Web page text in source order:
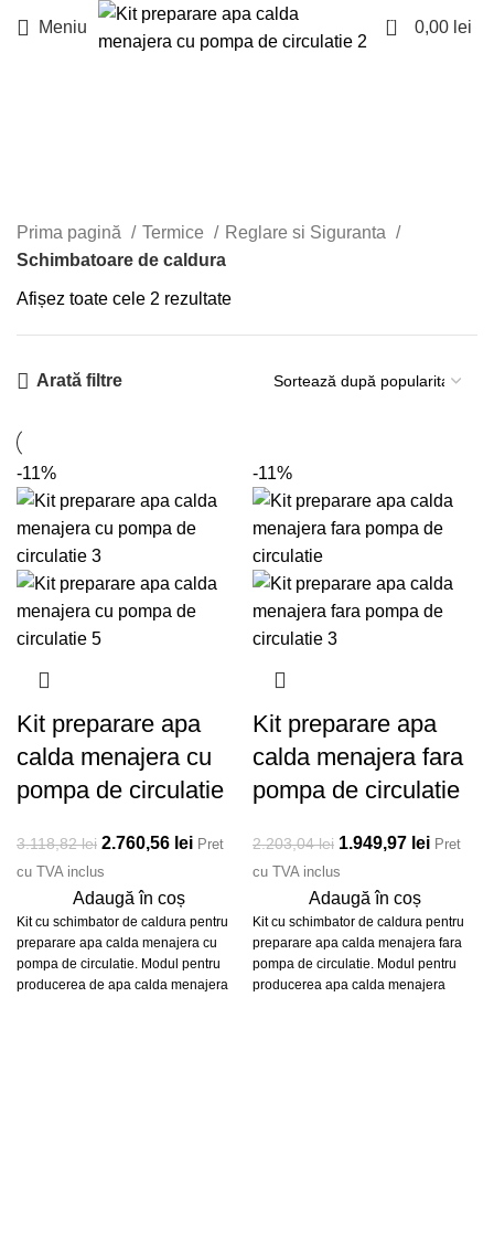
Meniu 0 0,00 lei
Prima pagină Termice
Reglare si Siguranta
Schimbatoare de caldura
Afișez toate cele 2 rezultate
Arată filtre
-11%
Kit preparare apa
calda menajera cu
pompa de circulatie
3.118,82lei Prețul inițial a fost:
3.118,82 lei.
2.760,56 lei Prețul
curent este:
Pret
cu TVA inclus
Adaugă în coș
Kit cu schimbator de caldura pentru
preparare apa calda menajera cu
pompa de circulatie. Modul pentru
producerea de apa calda menajera
-11%
Kit preparare apa
calda menajera fara
pompa de circulatie
2.203,04lei Prețul inițial a fost:
2.203,04 lei.
1.949,97 lei Prețul
Pret
cu TVA inclus
Adaugă în coș
Kit cu schimbator de caldura pentru
preparare apa calda menajera fara
pompa de circulatie. Modul pentru
producerea apa calda menajera